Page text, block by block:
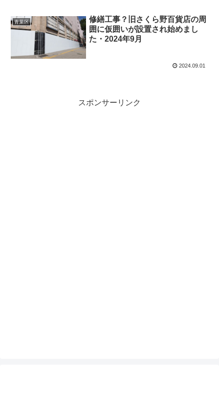
青葉区
修繕工事？旧さくら野百貨店の周
囲に仮囲いが設置され始めまし
た・2024年9月
2024.09.01
スポンサーリンク